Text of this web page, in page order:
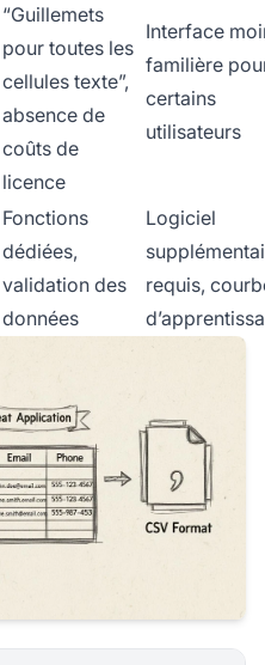
“Guillemets
pour toutes les
cellules texte”,
absence de
coûts de
licence
Interface
familière
certains
utilisateurs
Fonctions
dédiées,
validation des
données
Logiciel
requis,